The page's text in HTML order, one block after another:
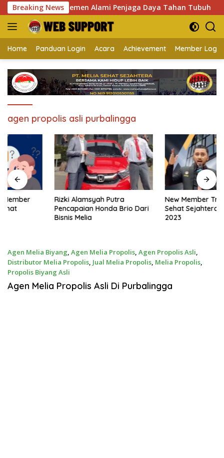
Langsung
ke
konten
Breaking News
Asli Suplemen Alami Penjaga Daya Tahan Tubuh
Home Panduan Login Acara Achievement Member Login
agen propolis asli purbalingga
Rizki Alamsyah Putra
Pencapaian Honda Brio Dari
New Member Training Melia
Sehat Sejahtera Lombok Mei
Agen Melia Biyang, Agen Melia Propolis, Agen Propolis Asli,
Distributor Melia Propolis, Jual Melia Propolis, Melia Propolis,
Propolis Biyang Asli
Agustus 11, 2018
Agen Melia Propolis Asli Di Purbalingga